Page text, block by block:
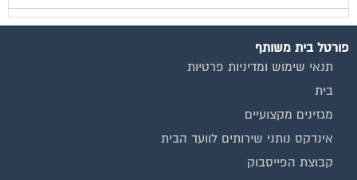
פורטל בית משותף
תנאי שימוש ומדיניות פרטיות
בית
מגזינים מקצועיים
אינדקס נותני שירותים לוועד הבית
קבוצת הפייסבוק